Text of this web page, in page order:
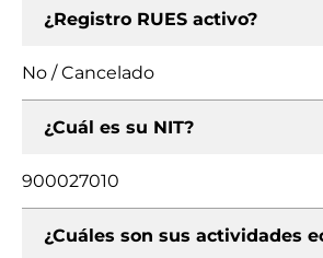
¿Registro RUES activo?
No / Cancelado
¿Cuál es su NIT?
900027010
¿Cuáles son sus actividades